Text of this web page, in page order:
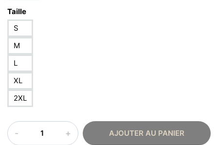
Taille
S
M
L
XL
2XL
quantité
de
AJOUTER AU PANIER